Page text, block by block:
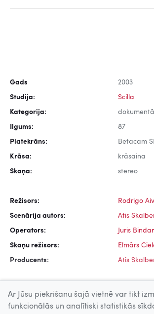
Gads 2003
Studija: Scilla
Kategorija:
Ilgums: 87
Platekrāns: Betacam
Krāsa: krāsaina
Skaņa: stereo
Režisors: Rodrigo
Scenārija autors: Atis
Operators: Juris
Skaņu režisors: Elmārs
Producents: Atis
Ar Jūsu piekrišanu šajā vietnē var tikt
funkcionālās un analītiski statistikās